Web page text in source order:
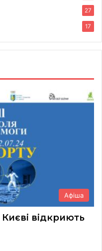
27
17
Афіша
відкриють